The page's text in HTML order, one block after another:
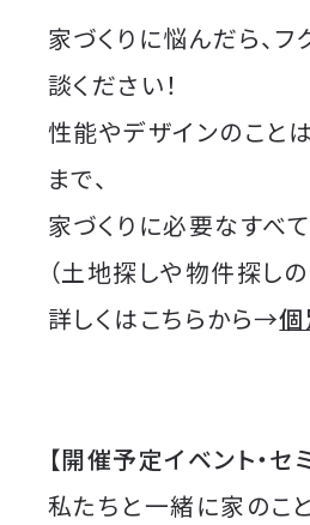
家づくりに悩んだら、
談ください！
性能やデザインのこと
まで、
家づくりに必要なすべ
（土地探しや物件探し
詳しくはこちらから→
【開催予定イベント・セ
私たちと一緒に家のこ